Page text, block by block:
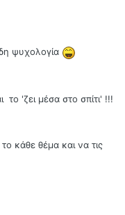
ψυχολογία
το 'ζει μέσα στο σπίτι' !!!
κάθε θέμα και να τις